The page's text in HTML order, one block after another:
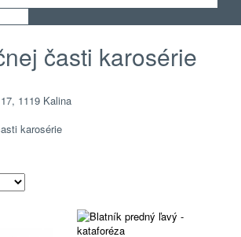
časti karosérie
1119 Kalina
karosérie